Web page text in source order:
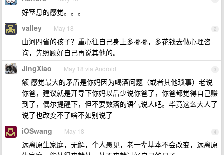
好窒息的感觉。。。
2
valley May 18
山河四省的孩子？重心往自己身上多挪挪，多花钱去做心理咨
询，先照顾好自己再说其他的。
3
JingXiao May 18 via Android
额 感觉最大的矛盾是你妈因为喝酒问题（或者其他琐事）老说
你爸，建议就是开导下你妈以后少说你爸了，你爸都觉得自己赚
到了，偶尔提醒下，但不要数落的语气说人吧。毕竟这么大人了
说了也改变不了啥不如别说了
4
iOSwang May 18
远离原生家庭，无解，个人愚见，老一辈基本不会改变，远离原